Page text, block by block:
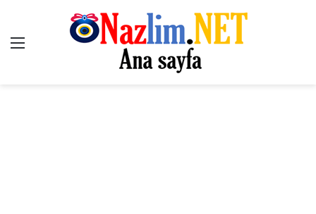
Menü